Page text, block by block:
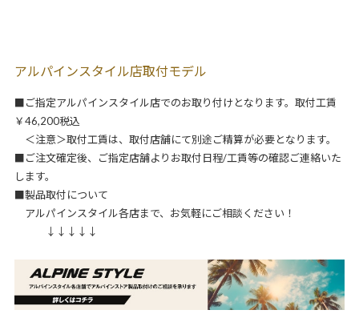
アルパインスタイル店取付モデル
■ご指定アルパインスタイル店でのお取り付けとなります。取付工賃
￥46,200税込
＜注意＞取付工賃は、取付店舗にて別途ご精算が必要となります。
■ご注文確定後、ご指定店舗よりお取付日程/工賃等の確認ご連絡いた
します。
■製品取付について
アルパインスタイル各店まで、お気軽にご相談ください！
↓↓↓↓↓